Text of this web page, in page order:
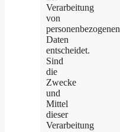
Verarbeitung
von
personenbezogenen
Daten
entscheidet.
Sind
die
Zwecke
und
Mittel
dieser
Verarbeitung